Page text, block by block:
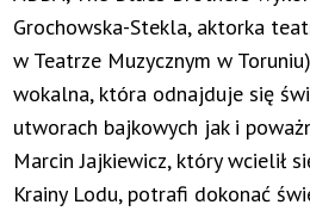
Grochowska-Stekla, aktorka
w Teatrze Muzycznym w
wokalna, która odnajduje się
utworach bajkowych jak i
Marcin Jajkiewicz, który wcielił
Krainy Lodu, potrafi dokonać